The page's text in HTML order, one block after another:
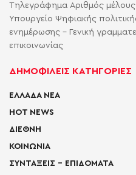
Τηλεγράφημα Αριθμός
Υπουργείο Ψηφιακής
ενημέρωσης - Γενική
επικοινωνίας
ΔΗΜΟΦΙΛΕΙΣ ΚΑΤΗΓΟΡΙΕΣ
ΕΛΛΑΔΑ ΝΕΑ
HOT NEWS
ΔΙΕΘΝΗ
ΚΟΙΝΩΝΙΑ
ΣΥΝΤΑΞΕΙΣ – ΕΠΙΔΟΜΑΤΑ